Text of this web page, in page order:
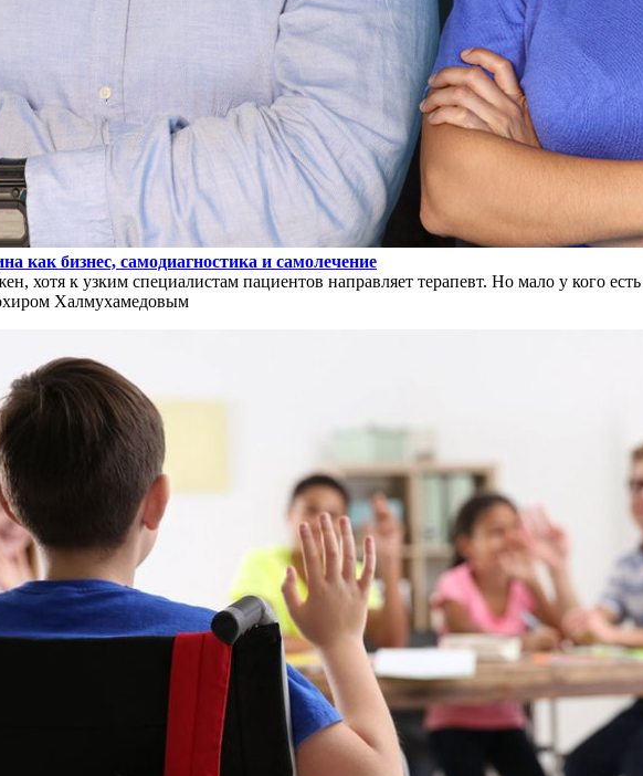
как бизнес, самодиагностика и самолечение
хотя к узким специалистам пациентов направляет терапевт. Но мало у кого
Халмухамедовым